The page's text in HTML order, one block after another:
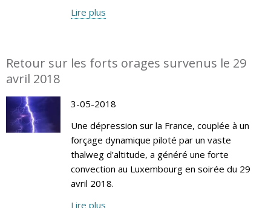
Lire plus
Retour sur les forts orages survenus le 29
avril 2018
3-05-2018
Une dépression sur la France, couplée à un
forçage dynamique piloté par un vaste
thalweg d’altitude, a généré une forte
convection au Luxembourg en soirée du 29
avril 2018.
Lire plus